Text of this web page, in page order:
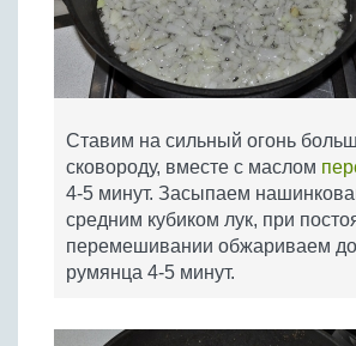
Ставим на сильный огонь
сковороду, вместе с маслом
4-5 минут. Засыпаем
средним кубиком лук, при
перемешивании обжариваем до
румянца 4-5 минут.